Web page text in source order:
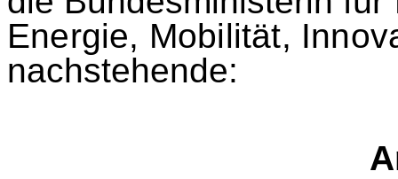
Energie, Mobilität,
nachstehende: